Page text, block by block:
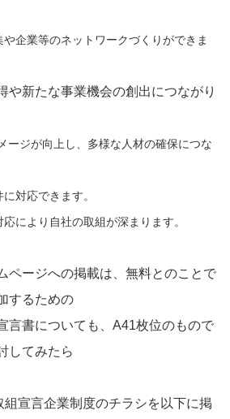
企業等のネットワークづくりができま
新たな事業機会の創出につながり
ージが向上し、多様な人材の確保につな
対応できます。
により自社の取組が深まります。
ページへの掲載は、無料とのことで
するための
言書についても、A41枚位のもので
してみたら
宣言企業制度のチラシを以下に掲